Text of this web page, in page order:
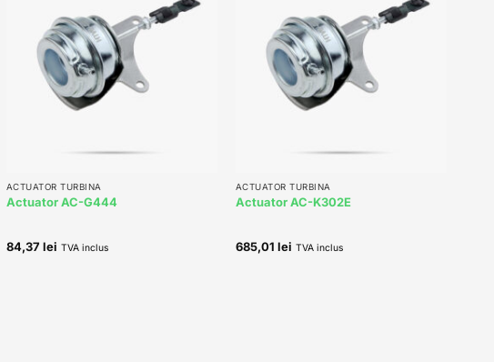
Add to
wishlist
ACTUATOR TURBINA
Actuator AC-G444
84,37 lei TVA inclus
Add to
wishlist
ACTUATOR TURBINA
Actuator AC-K302E
685,01 lei TVA inclus